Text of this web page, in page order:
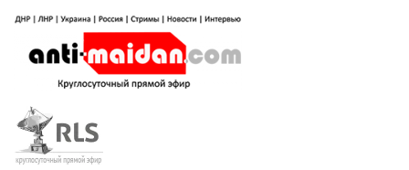
содержимому
Антимайдан: Гражданская война
на Украине
гражданской войне на Украине, включая события в Новороссии, ДНР,
ЛНР и других регионах.